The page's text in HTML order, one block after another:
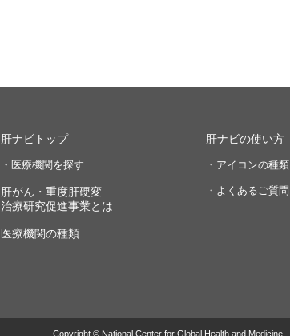
肝ナビトップ
・医療機関を探す
肝がん・重度肝硬変
治療研究促進事業とは
医療機関の種類
肝ナビの使い方
・アイコンの種類
・よくあるご質問
Copyright © National Center for Global Health and Medicine.